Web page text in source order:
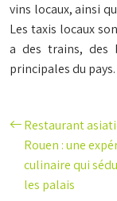
vins locaux, ainsi
Les taxis locaux
a des trains, des
principales du pays.
Restaurant
Rouen : une
culinaire qui
les palais